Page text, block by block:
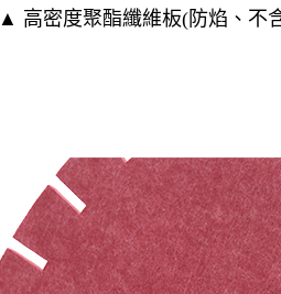
▲ 高密度聚酯纖維板(防焰、不